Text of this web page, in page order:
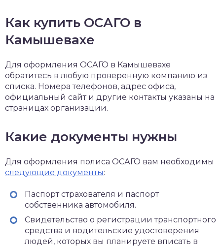
Как купить ОСАГО в
Камышевахе
Для оформления ОСАГО в Камышевахе
обратитесь в любую проверенную компанию из
списка. Номера телефонов, адрес офиса,
официальный сайт и другие контакты указаны на
страницах организации.
Какие документы нужны
Для оформления полиса ОСАГО вам необходимы
следующие документы:
Паспорт страхователя и паспорт
собственника автомобиля.
Свидетельство о регистрации транспортного
средства и водительские удостоверения
людей, которых вы планируете вписать в